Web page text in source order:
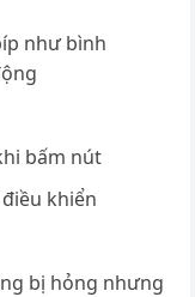
như bình
bấm nút
khiển
bị hỏng nhưng